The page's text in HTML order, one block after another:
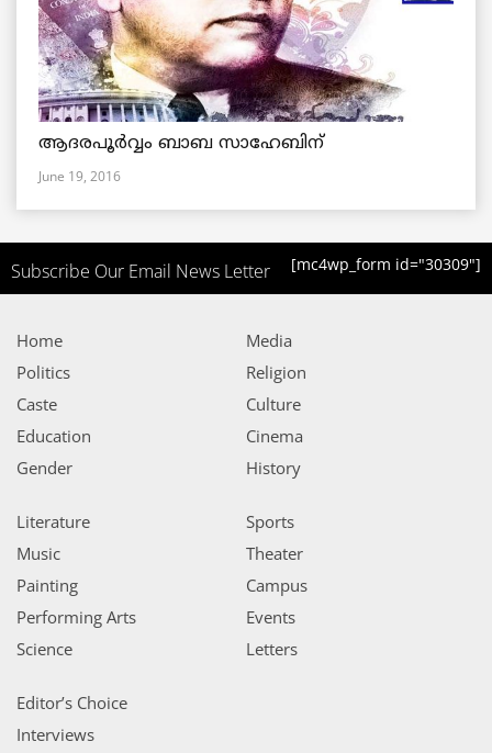
ആദരപൂര്‍വ്വം ബാബ സാഹേബിന്
June 19, 2016
Subscribe Our Email News Letter [mc4wp_form id="30309"]
Home
Politics
Caste
Education
Gender
Media
Religion
Culture
Cinema
History
Literature
Music
Painting
Performing Arts
Science
Sports
Theater
Campus
Events
Letters
Editor’s Choice
Interviews